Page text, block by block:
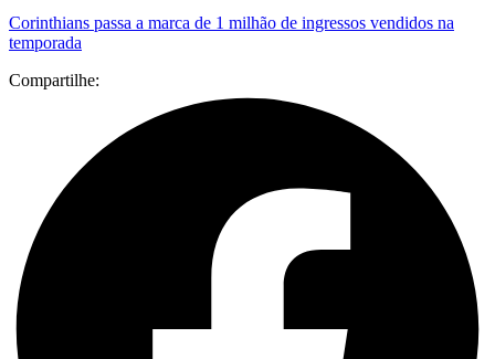
Corinthians passa a marca de 1 milhão de ingressos vendidos na
temporada
Compartilhe: